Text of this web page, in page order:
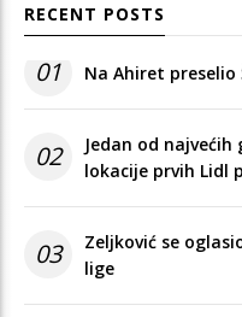
RECENT POSTS
01 Na Ahiret preselio
02
Jedan od
lokacije prvih Lidl
03
Zeljković se
lige